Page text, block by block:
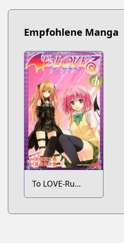
Empfohlene Manga
To LOVE-Ru
Darkness